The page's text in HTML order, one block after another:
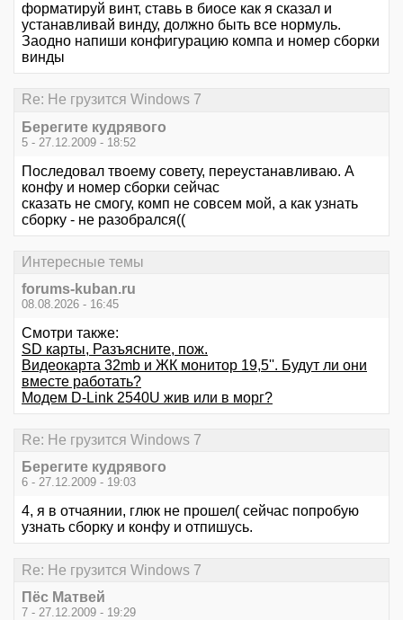
форматируй винт, ставь в биосе как я сказал и
устанавливай винду, должно быть все нормуль.
Заодно напиши конфигурацию компа и номер сборки
винды
Re: Не грузится Windows 7
Берегите кудрявого
5 - 27.12.2009 - 18:52
Последовал твоему совету, переустанавливаю. А
конфу и номер сборки сейчас
сказать не смогу, комп не совсем мой, а как узнать
сборку - не разобрался((
Интересные темы
forums-kuban.ru
08.08.2026 - 16:45
Смотри также:
SD карты, Разъясните, пож.
Видеокарта 32mb и ЖК монитор 19,5''. Будут ли они
вместе работать?
Модем D-Link 2540U жив или в морг?
Re: Не грузится Windows 7
Берегите кудрявого
6 - 27.12.2009 - 19:03
4, я в отчаянии, глюк не прошел( сейчас попробую
узнать сборку и конфу и отпишусь.
Re: Не грузится Windows 7
Пёс Матвей
7 - 27.12.2009 - 19:29